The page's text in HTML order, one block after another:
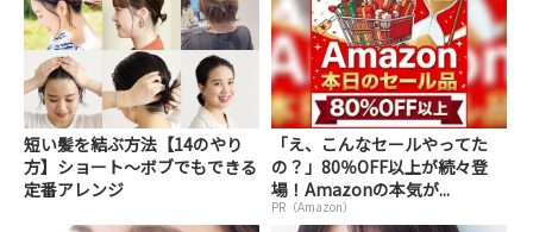
短い髪を結ぶ方法【14のやり
方】ショート～ボブでもできる
定番アレンジ
「え、こんなセールやってた
の？」80％OFF以上が続々登
場！Amazonの本気が...
PR（Amazon）